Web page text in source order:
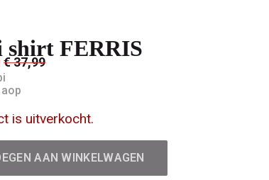
shirt FERRIS
€ 37,99
aop
is uitverkocht.
AAN WINKELWAGEN